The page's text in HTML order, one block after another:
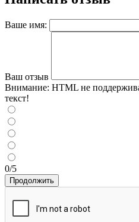
Ваше имя:
Ваш отзыв
Внимание: HTML не
текст!
0/5
Продолжить